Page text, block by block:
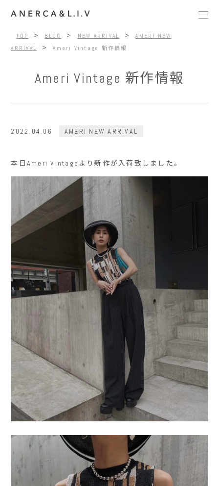
TOP > BLOG > NEW ARRIVAL >
AMERI NEW
ARRIVAL
> Ameri Vintage 新作情報
Ameri Vintage 新作情報
2022.04.06 AMERI NEW ARRIVAL
本日Ameri Vintageより新作が入荷致しました。